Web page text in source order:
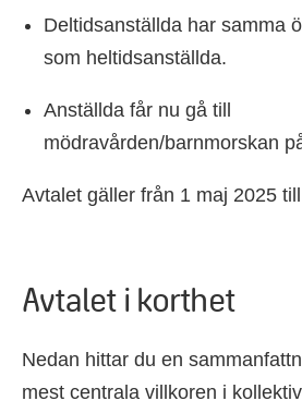
Deltidsanställda har samma
som heltidsanställda.
Anställda får nu gå till
mödravården/barnmorskan
Avtalet gäller från 1 maj 2025
Avtalet i korthet
Nedan hittar du en
mest centrala villkoren i